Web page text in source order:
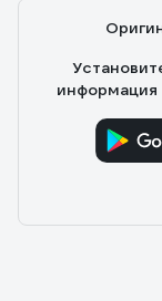
информация